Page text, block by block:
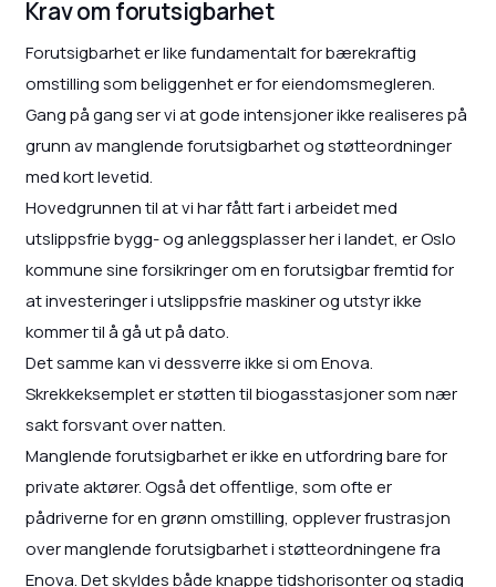
Krav om forutsigbarhet
Forutsigbarhet er like fundamentalt for bærekraftig
omstilling som beliggenhet er for eiendomsmegleren.
Gang på gang ser vi at gode intensjoner ikke realiseres på
grunn av manglende forutsigbarhet og støtteordninger
med kort levetid.
Hovedgrunnen til at vi har fått fart i arbeidet med
utslippsfrie bygg- og anleggsplasser her i landet, er Oslo
kommune sine forsikringer om en forutsigbar fremtid for
at investeringer i utslippsfrie maskiner og utstyr ikke
kommer til å gå ut på dato.
Det samme kan vi dessverre ikke si om Enova.
Skrekkeksemplet er støtten til biogasstasjoner som nær
sakt forsvant over natten.
Manglende forutsigbarhet er ikke en utfordring bare for
private aktører. Også det offentlige, som ofte er
pådriverne for en grønn omstilling, opplever frustrasjon
over manglende forutsigbarhet i støtteordningene fra
Enova. Det skyldes både knappe tidshorisonter og stadig